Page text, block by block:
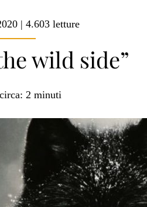
span>
| 4.603 letture
wild side”
2 minuti